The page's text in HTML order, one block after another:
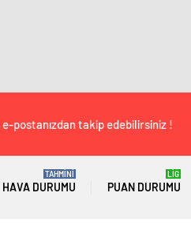
postanızdan takip edebilirsiniz !
HAVA DURUMU
TAHMİNİ
PUAN DURUMU
LİG